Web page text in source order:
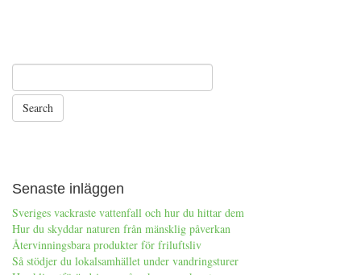
Senaste inläggen
Sveriges vackraste vattenfall och hur du hittar dem
Hur du skyddar naturen från mänsklig påverkan
Återvinningsbara produkter för friluftsliv
Så stödjer du lokalsamhället under vandringsturer